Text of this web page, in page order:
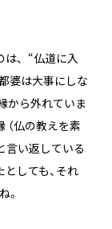
は、 “仏道に入
婆は大事にしな
から外れていま
（仏の教えを素
言い返している
しても、それ
。